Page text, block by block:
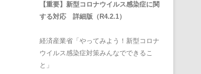
【重要】新型コロナウイルス感染症に関
する対応 詳細版（R4.2.1）
経済産業省「やってみよう！新型コロナ
ウイルス感染症対策みんなでできるこ
と」